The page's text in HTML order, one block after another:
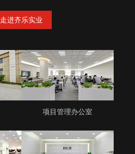
走进齐乐实业
项目管理办公室